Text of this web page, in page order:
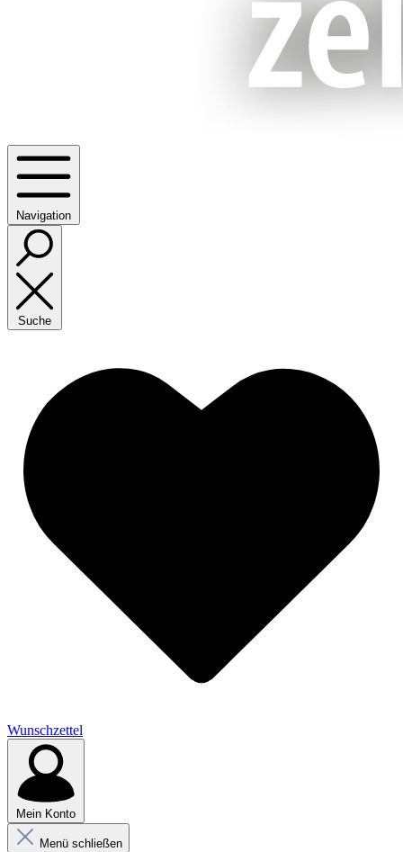
Navigation
Suche
Wunschzettel
Mein Konto
Menü schließen